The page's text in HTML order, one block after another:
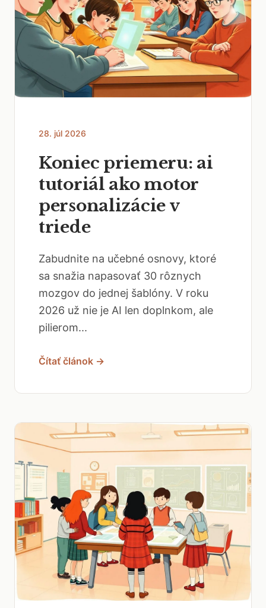
28. júl 2026
Koniec priemeru: ai
tutoriál ako motor
personalizácie v
triede
Zabudnite na učebné osnovy, ktoré
sa snažia napasovať 30 rôznych
mozgov do jednej šablóny. V roku
2026 už nie je AI len doplnkom, ale
pilierom...
Čítať článok →